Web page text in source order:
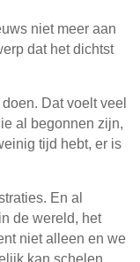
niet meer aan
dat het dichtst
Dat voelt veel
al begonnen zijn,
tijd hebt, er is
En al
de wereld, het
niet alleen en we